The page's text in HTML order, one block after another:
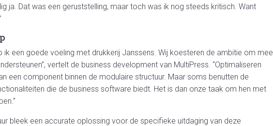
ja. Dat was een geruststelling, maar toch was ik nog steeds kritisch. Want
ik een goede voeling met drukkerij Janssens. Wij koesteren de ambitie om mee
vertelt de business development van MultiPress. “Optimaliseren
een component binnen de modulaire structuur. Maar soms benutten de
die de business software biedt. Het is dan onze taak om hen met
bleek een accurate oplossing voor de specifieke uitdaging van deze